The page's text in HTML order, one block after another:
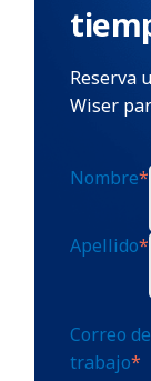
Reserva
Wiser
Nombre*
Apellido*
Correo de
trabajo*